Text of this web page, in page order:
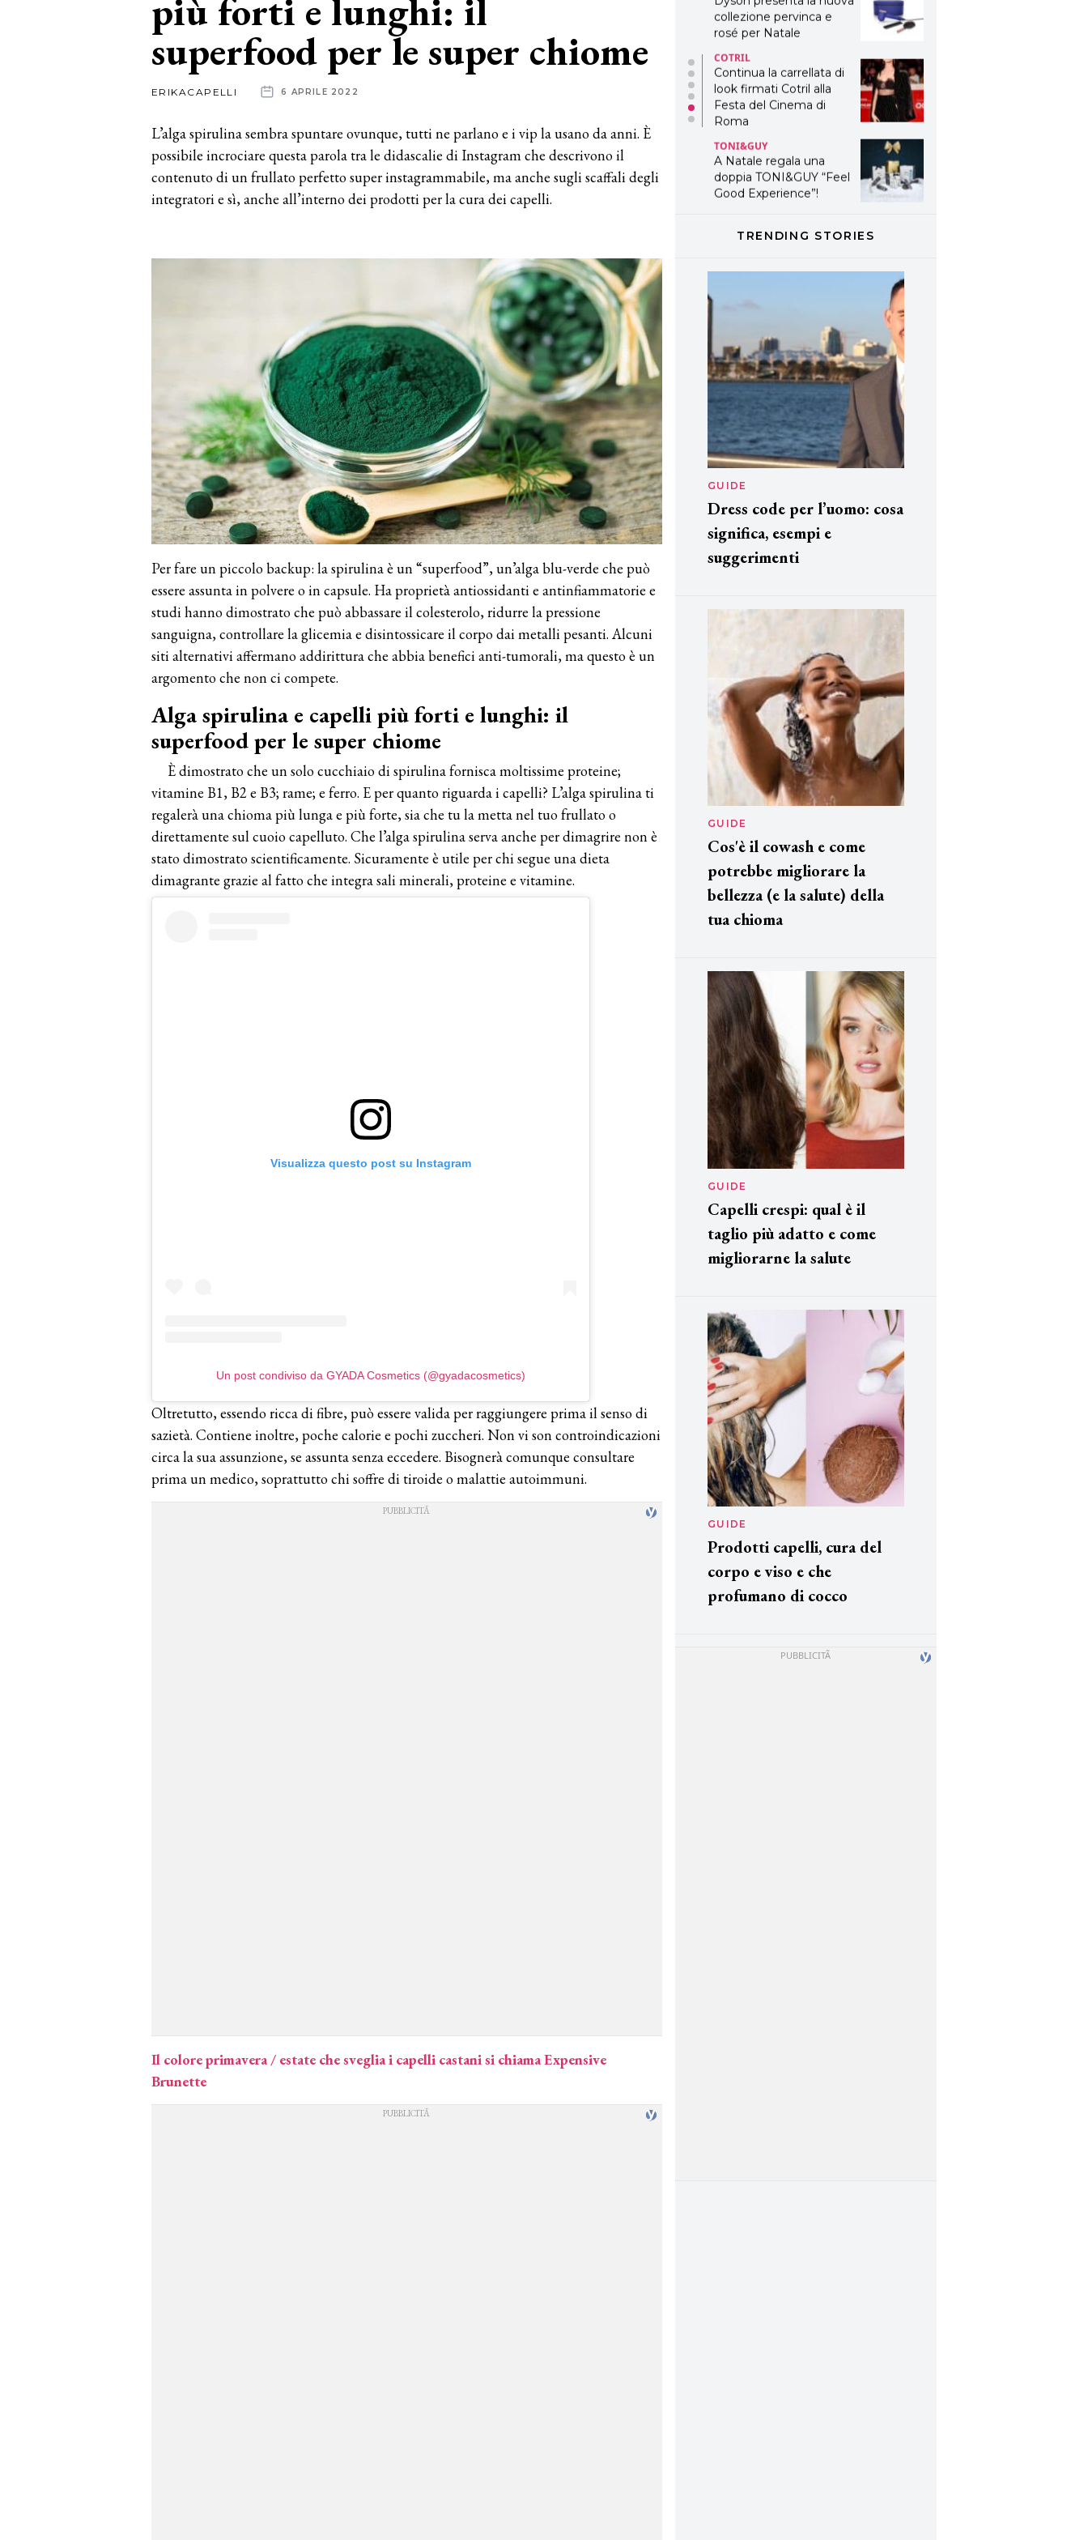
più forti e lunghi: il
superfood per le super chiome
ERIKACAPELLI 6 APRILE 2022
L’alga spirulina sembra spuntare ovunque, tutti ne parlano e i vip la usano da anni. È
possibile incrociare questa parola tra le didascalie di Instagram che descrivono il
contenuto di un frullato perfetto super instagrammabile, ma anche sugli scaffali degli
integratori e sì, anche all’interno dei prodotti per la cura dei capelli.
Per fare un piccolo backup: la spirulina è un “superfood”, un’alga blu-verde che può
essere assunta in polvere o in capsule. Ha proprietà antiossidanti e antinfiammatorie e
studi hanno dimostrato che può abbassare il colesterolo, ridurre la pressione
sanguigna, controllare la glicemia e disintossicare il corpo dai metalli pesanti. Alcuni
siti alternativi affermano addirittura che abbia benefici anti-tumorali, ma questo è un
argomento che non ci compete.
Alga spirulina e capelli più forti e lunghi: il
superfood per le super chiome
È dimostrato che un solo cucchiaio di spirulina fornisca moltissime proteine;
vitamine B1, B2 e B3; rame; e ferro. E per quanto riguarda i capelli? L’alga spirulina ti
regalerà una chioma più lunga e più forte, sia che tu la metta nel tuo frullato o
direttamente sul cuoio capelluto. Che l’alga spirulina serva anche per dimagrire non è
stato dimostrato scientificamente. Sicuramente è utile per chi segue una dieta
dimagrante grazie al fatto che integra sali minerali, proteine e vitamine.
Visualizza questo post su Instagram
Un post condiviso da GYADA Cosmetics (@gyadacosmetics)
Oltretutto, essendo ricca di fibre, può essere valida per raggiungere prima il senso di
sazietà. Contiene inoltre, poche calorie e pochi zuccheri. Non vi son controindicazioni
circa la sua assunzione, se assunta senza eccedere. Bisognerà comunque consultare
prima un medico, soprattutto chi soffre di tiroide o malattie autoimmuni.
Il colore primavera / estate che sveglia i capelli castani si chiama Expensive
Brunette
collezione pervinca e
rosé per Natale
COTRIL
Continua la carrellata di
look firmati Cotril alla
Festa del Cinema di
Roma
TONI&GUY
A Natale regala una
doppia TONI&GUY “Feel
Good Experience”!
LABEL.M lancia la sua
DAVINES
cofanetti beauty preziosi
per un regalo adatto ad
ogni capello
TRENDING STORIES
GUIDE
Dress code per l’uomo: cosa
significa, esempi e
suggerimenti
GUIDE
Cos'è il cowash e come
potrebbe migliorare la
bellezza (e la salute) della
tua chioma
GUIDE
Capelli crespi: qual è il
taglio più adatto e come
migliorarne la salute
GUIDE
Prodotti capelli, cura del
corpo e viso e che
profumano di cocco